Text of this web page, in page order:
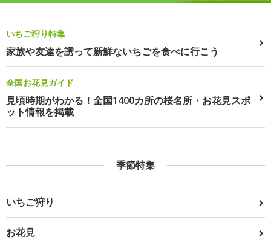
いちご狩り特集
家族や友達を誘って新鮮ないちごを食べに行こう
全国お花見ガイド
見頃時期がわかる！全国1400カ所の桜名所・お花見スポ
ット情報を掲載
季節特集
いちご狩り
お花見